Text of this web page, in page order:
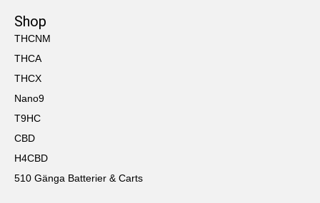
Shop
THCNM
THCA
THCX
Nano9
T9HC
CBD
H4CBD
510 Gänga Batterier & Carts